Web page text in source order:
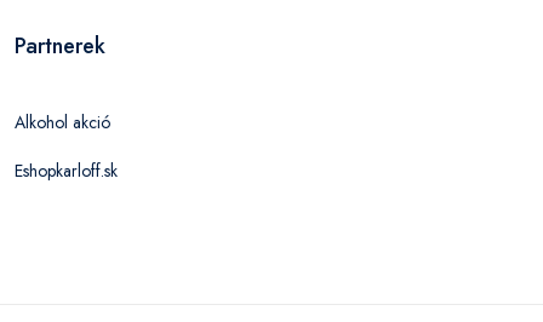
Partnerek
Alkohol akció
Eshopkarloff.sk